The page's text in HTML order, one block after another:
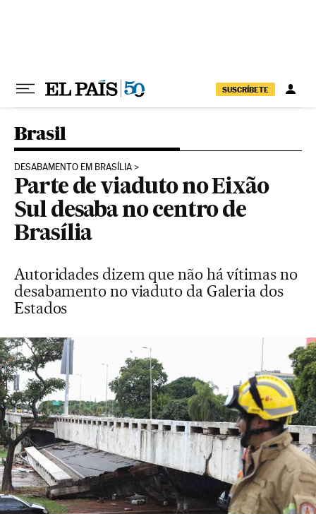
SUSCRÍBETE
Brasil
DESABAMENTO EM BRASÍLIA
Parte de viaduto no Eixão
Sul desaba no centro de
Brasília
Autoridades dizem que não há vítimas no
desabamento no viaduto da Galeria dos
Estados